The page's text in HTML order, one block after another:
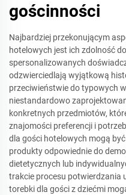
gościnności
Najbardziej przekonującym
hotelowych jest ich zdolność
spersonalizowanych
odzwierciedlają wyjątkową
przeciwieństwie do typowych
niestandardowo
konkretnych przedmiotów,
znajomości preferencji i
dla gości hotelowych mogą
produkty odpowiednie do
dietetycznych lub
trakcie procesu potwierdzania
torebki dla gości z dziećmi